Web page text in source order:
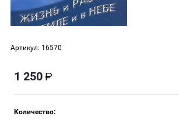
Артикул: 16570
1 250
Количество: